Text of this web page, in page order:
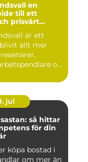
en
till ett
prisvärt
är ett
allt mer
o...
jul
så hittar
för din
köpa bostad i
om mer än